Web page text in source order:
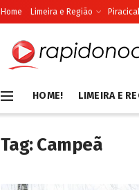
Home Limeira e Região
HOME! LIMEIRA E
Tag:Campeã